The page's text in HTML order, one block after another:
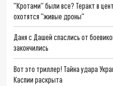
"Кротами" были все? Теракт в
охотятся "живые дроны"
Даня с Дашей спаслись от
закончились
Вот это триллер! Тайна удара
Каспии раскрыта